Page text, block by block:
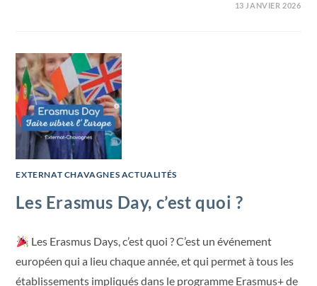
13 JANVIER 2026
EXTERNAT CHAVAGNES ACTUALITÉS
Les Erasmus Day, c’est quoi ?
Les Erasmus Days, c’est quoi ? C’est un événement
européen qui a lieu chaque année, et qui permet à tous les
établissements impliqués dans le programme Erasmus+ de